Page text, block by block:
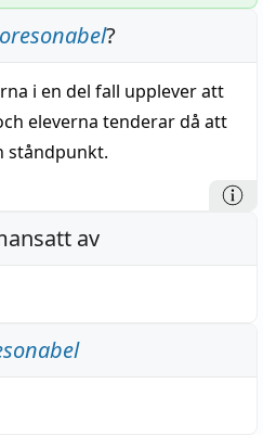
oresonabel?
i en del fall upplever att
eleverna tenderar då att
ståndpunkt.
av